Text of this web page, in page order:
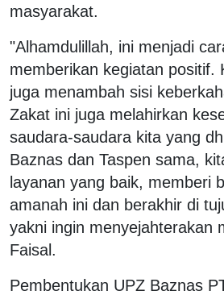
masyarakat.
"Alhamdulillah, ini menjadi
memberikan kegiatan positif.
juga menambah sisi
Zakat ini juga melahirkan
saudara-saudara kita yang
Baznas dan Taspen sama,
layanan yang baik, memberi
amanah ini dan berakhir di
yakni ingin menyejahterakan
Faisal.
Pembentukan UPZ Baznas